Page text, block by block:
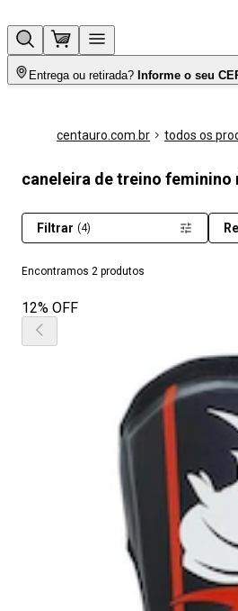
Entrega ou retirada? Informe o seu
centauro.com.br todos os
caneleira de treino feminino
Encontramos 2 produtos
Filtrar (4)
12% OFF